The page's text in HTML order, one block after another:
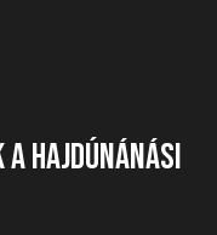
hajdúnánási